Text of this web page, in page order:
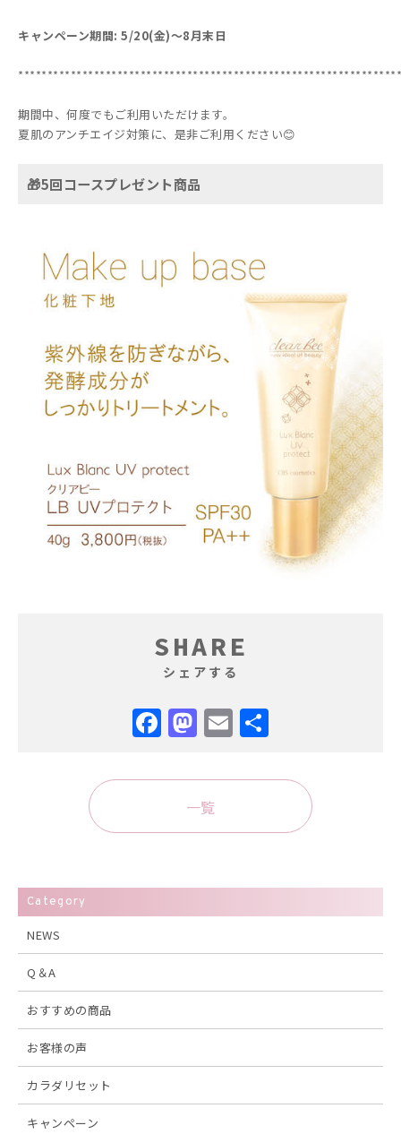
キャンペーン期間: 5/20(金)〜8月末日
期間中、何度でもご利用いただけます。
夏肌のアンチエイジ対策に、是非ご利用ください😊
🎁5回コースプレゼント商品
SHARE
シェアする
Facebook
Mastodon
Email
一覧
Category
NEWS
Q＆A
おすすめの商品
お客様の声
カラダリセット
キャンペーン